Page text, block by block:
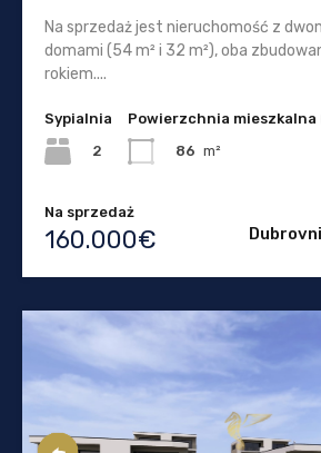
Na sprzedaż jest nieruchomość z
domami (54 m² i 32 m²), oba
rokiem....
Sypialnia
2
Powierzchnia mieszkalna
86 m²
Na sprzedaż
160.000€